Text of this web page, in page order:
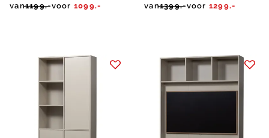
van1199.-voor 1099.- van1399.-voor 1299.-